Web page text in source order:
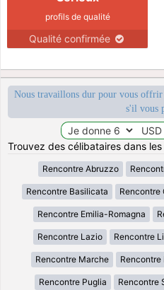
profils de qualité
Qualité confirmée
Nous travaillons dur pour vous
s'il vous
Trouvez des célibataires dans
Rencontre Abruzzo
Rencontre Basilicata Rencontre
Rencontre Emilia-Romagna
Rencontre Lazio Rencontre
Rencontre Marche Rencontre
Rencontre Puglia Rencontre